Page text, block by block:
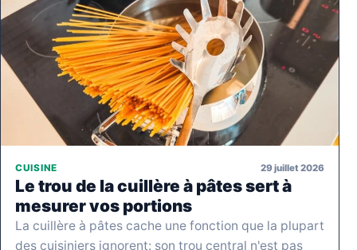
CUISINE 29 juillet 2026
Le trou de la cuillère à pâtes sert à
mesurer vos portions
La cuillère à pâtes cache une fonction que la plupart
des cuisiniers ignorent: son trou central n'est pas